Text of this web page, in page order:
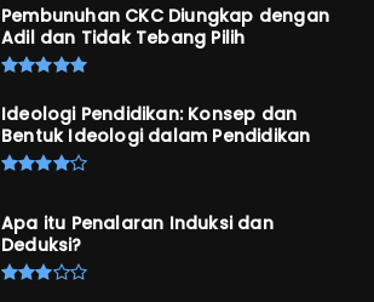
Pembunuhan CKC Diungkap dengan
Adil dan Tidak Tebang Pilih
Ideologi Pendidikan: Konsep dan
Bentuk Ideologi dalam Pendidikan
Apa itu Penalaran Induksi dan
Deduksi?